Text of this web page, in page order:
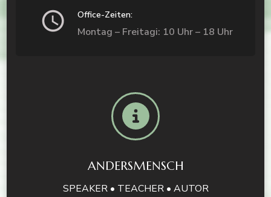
Office-Zeiten:
Montag – Freitagi: 10 Uhr – 18 Uhr
ANDERSMENSCH
SPEAKER • TEACHER • AUTOR